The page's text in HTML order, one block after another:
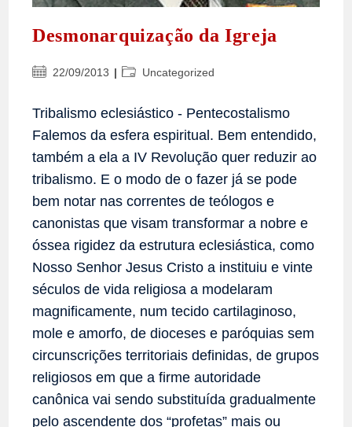
Desmonarquização da Igreja
Post22/09/2013
Categoria
post:
Uncategorized
Tribalismo eclesiástico - Pentecostalismo
Falemos da esfera espiritual. Bem entendido,
também a ela a IV Revolução quer reduzir ao
tribalismo. E o modo de o fazer já se pode
bem notar nas correntes de teólogos e
canonistas que visam transformar a nobre e
óssea rigidez da estrutura eclesiástica, como
Nosso Senhor Jesus Cristo a instituiu e vinte
séculos de vida religiosa a modelaram
magnificamente, num tecido cartilaginoso,
mole e amorfo, de dioceses e paróquias sem
circunscrições territoriais definidas, de grupos
religiosos em que a firme autoridade
canônica vai sendo substituída gradualmente
pelo ascendente dos “profetas” mais ou